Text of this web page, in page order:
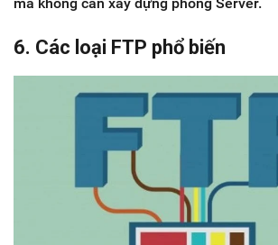
6. Các loại FTP phổ biến